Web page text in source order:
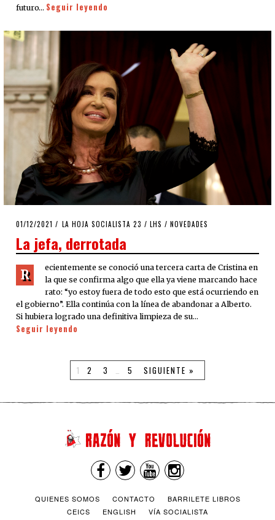
futuro… Seguir leyendo
POSTED
01/12/2021 08/12/2021
LA HOJA SOCIALISTA 23 / LHS / NOVEDADES
La jefa, derrotada
R
ecientemente se conoció una tercera carta de Cristina en
la que se confirma algo que ella ya viene marcando hace
rato: “yo estoy fuera de todo esto que está ocurriendo en
el gobierno”. Ella continúa con la línea de abandonar a Alberto.
Si hubiera logrado una definitiva limpieza de su…
Seguir leyendo
1 2 3 5 SIGUIENTE »
QUIENES SOMOS CONTACTO
BARRILETE LIBROS
CEICS
ENGLISH VÍA SOCIALISTA